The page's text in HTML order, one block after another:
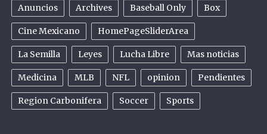
Anuncios Archives Baseball Only Box
Cine Mexicano HomePageSliderArea
La Semilla Leyes Lucha Libre Mas noticias
Medicina MLB NFL opinion Pendientes
Region Carbonifera Soccer Sports